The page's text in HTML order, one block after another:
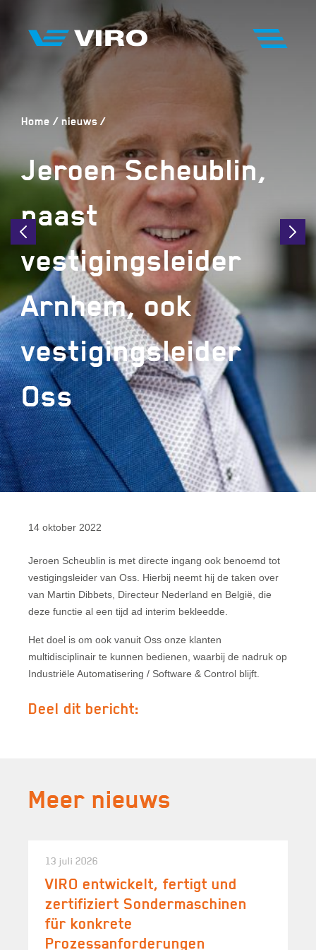
Home nieuws
Jeroen Scheublin,
naast
vestigingsleider
Arnhem, ook
vestigingsleider
Oss
14 oktober 2022
Jeroen Scheublin is met directe ingang ook benoemd tot
vestigingsleider van Oss. Hierbij neemt hij de taken over
van Martin Dibbets, Directeur Nederland en België, die
deze functie al een tijd ad interim bekleedde.
Het doel is om ook vanuit Oss onze klanten
multidisciplinair te kunnen bedienen, waarbij de nadruk op
Industriële Automatisering / Software & Control blijft.
Deel dit bericht:
Meer nieuws
13 juli 2026
VIRO entwickelt, fertigt und
zertifiziert Sondermaschinen
für konkrete
Prozessanforderungen